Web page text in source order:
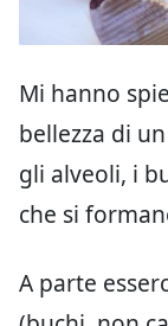
Mi hanno
bellezza di
gli alveoli, i
che si
A parte